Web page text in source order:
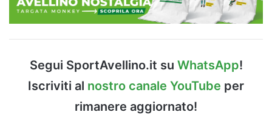
Segui SportAvellino.it su WhatsApp!
Iscriviti al nostro canale YouTube per
rimanere aggiornato!